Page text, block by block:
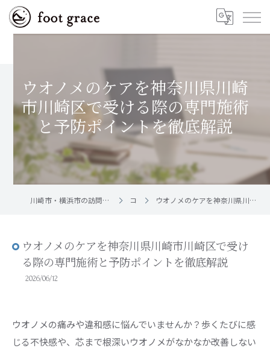
ウオノメのケアを神奈川県川崎
市川崎区で受ける際の専門施術
と予防ポイントを徹底解説
川崎市・横浜市の訪問フットケア｜足と爪のお手入れ屋さん foot grace コラム ウオノメのケアを神奈川県川崎市川崎区で受ける際の専門施術と予防ポイントを徹底解説
ウオノメのケアを神奈川県川崎市川崎区で受け
る際の専門施術と予防ポイントを徹底解説
2026/06/12
ウオノメの痛みや違和感に悩んでいませんか？歩くたびに感
じる不快感や、芯まで根深いウオノメがなかなか改善しない